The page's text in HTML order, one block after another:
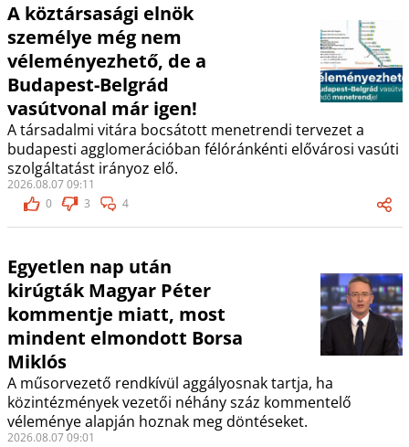
A köztársasági elnök
személye még nem
véleményezhető, de a
Budapest-Belgrád
vasútvonal már igen!
A társadalmi vitára bocsátott menetrendi tervezet a
budapesti agglomerációban félóránkénti elővárosi vasúti
szolgáltatást irányoz elő.
2026.08.07 09:11
0
3 4
Egyetlen nap után
kirúgták Magyar Péter
kommentje miatt, most
mindent elmondott Borsa
Miklós
A műsorvezető rendkívül aggályosnak tartja, ha
közintézmények vezetői néhány száz kommentelő
véleménye alapján hoznak meg döntéseket.
2026.08.07 09:01